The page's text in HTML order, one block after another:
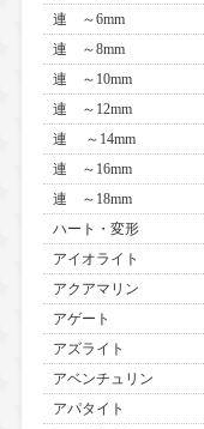
連 ～6mm
連 ～8mm
連 ～10mm
連 ～12mm
連 ～14mm
連 ～16mm
連 ～18mm
ハート・変形
アイオライト
アクアマリン
アゲート
アズライト
アベンチュリン
アパタイト